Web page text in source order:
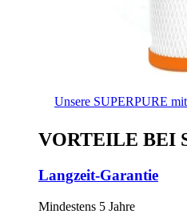
Unsere SUPERPURE
VORTEILE BEI
Langzeit-Garantie
Mindestens 5 Jahre